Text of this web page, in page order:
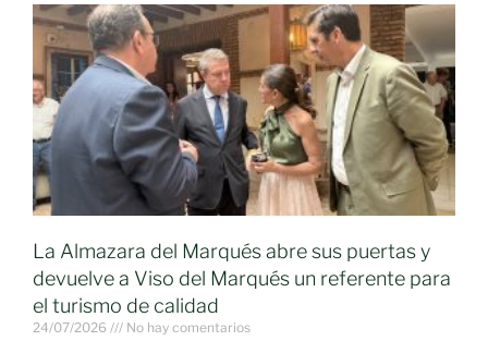
La Almazara del Marqués abre sus puertas y
devuelve a Viso del Marqués un referente para
el turismo de calidad
24/07/2026 No hay comentarios